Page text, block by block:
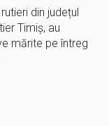
din județul
Timiș, au
mărite pe întreg